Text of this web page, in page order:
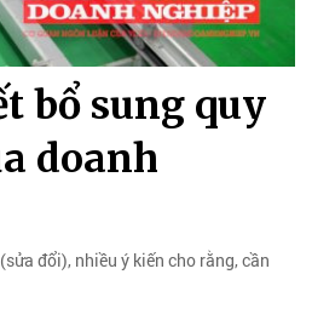
bổ sung quy
doanh
đổi), nhiều ý kiến cho rằng, cần